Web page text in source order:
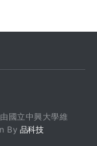
國立中興大學維
By 品科技